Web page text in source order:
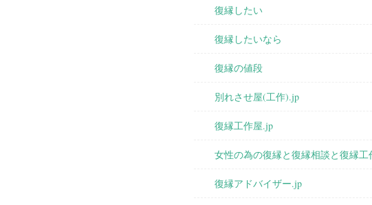
復縁したい
復縁したいなら
復縁の値段
別れさせ屋(工作).jp
復縁工作屋.jp
女性の為の復縁と復縁相談と復縁工
復縁アドバイザー.jp